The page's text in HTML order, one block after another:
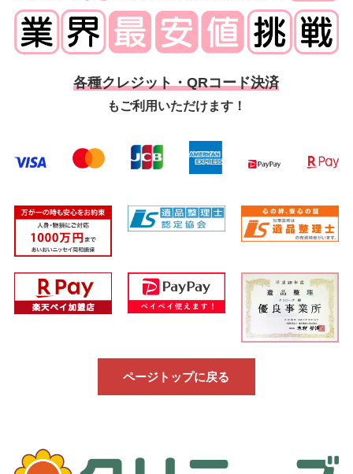
各種クレジット・QRコード決済
もご利用いただけます！
ページトップに戻る